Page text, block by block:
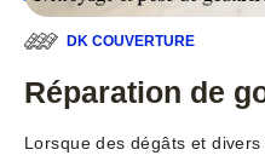
DK COUVERTURE
Réparation de
Lorsque des dégâts et